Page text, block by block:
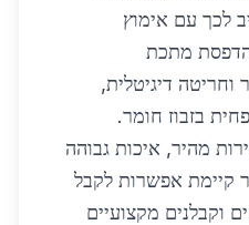
לכך עם אימוץ
הדפסת מתכת
וחריטה דיגיטלית,
בזבוז חומר.
מהיר, איכות גבוהה
קיימת אפשרות לקבל
וקבלנים מקצועיים